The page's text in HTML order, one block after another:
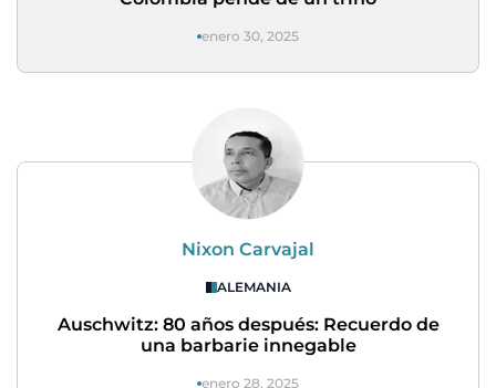
enero 30, 2025
Nixon Carvajal
ALEMANIA
Auschwitz: 80 años después: Recuerdo de
una barbarie innegable
enero 28, 2025